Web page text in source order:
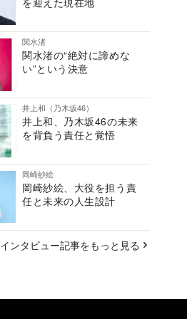
関水渚
関水渚の“絶対に諦めな
い”という決意
井上和（乃木坂46）
井上和、乃木坂46の未来
を背負う責任と覚悟
岡崎紗絵
岡崎紗絵、大役を担う責
任と未来の人生設計
インタビュー記事をもっと見る